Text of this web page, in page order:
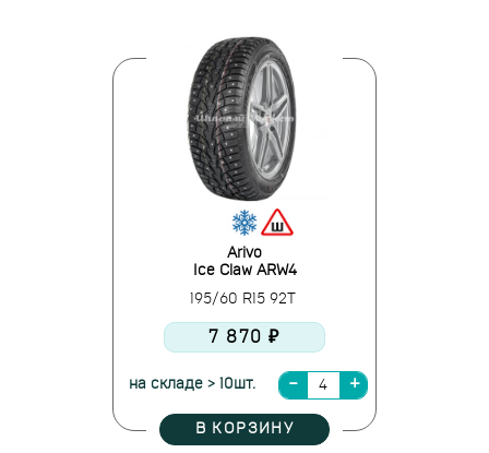
Arivo
Ice Claw ARW4
195/60 R15 92T
7 870 ₽
на складе > 10шт.
В КОРЗИНУ